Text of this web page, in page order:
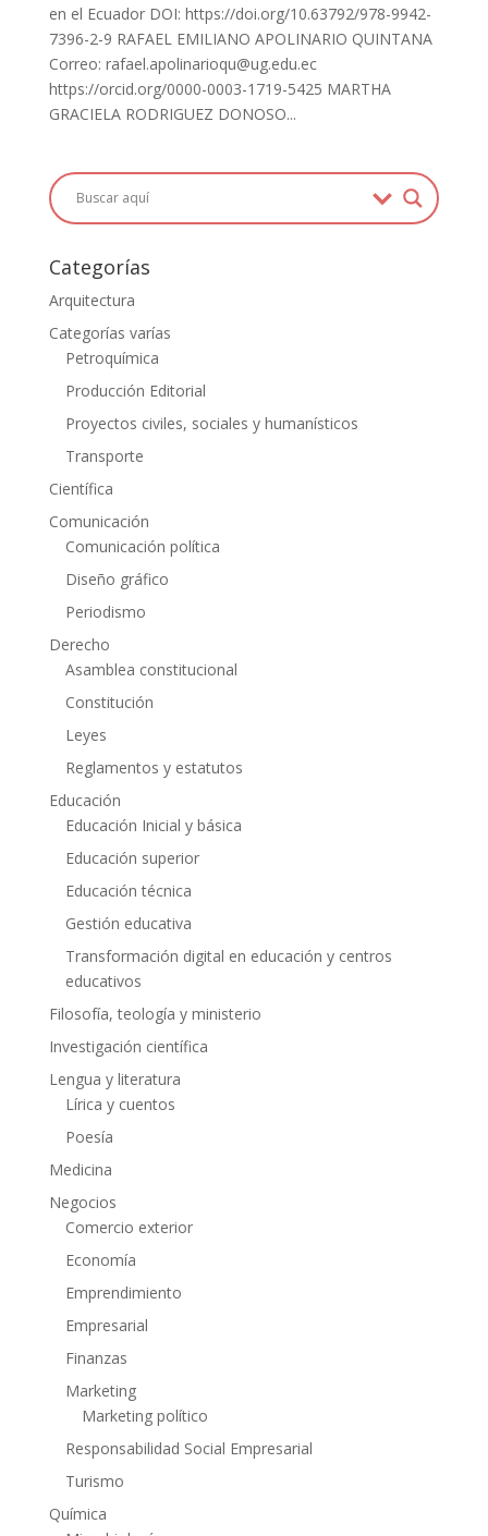
en el Ecuador DOI: https://doi.org/10.63792/978-9942-
7396-2-9 RAFAEL EMILIANO APOLINARIO QUINTANA
Correo: rafael.apolinarioqu@ug.edu.ec
https://orcid.org/0000-0003-1719-5425 MARTHA
GRACIELA RODRIGUEZ DONOSO...
Categorías
Arquitectura
Categorías varías
Petroquímica
Producción Editorial
Proyectos civiles, sociales y humanísticos
Transporte
Científica
Comunicación
Comunicación política
Diseño gráfico
Periodismo
Derecho
Asamblea constitucional
Constitución
Leyes
Reglamentos y estatutos
Educación
Educación Inicial y básica
Educación superior
Educación técnica
Gestión educativa
Transformación digital en educación y centros
educativos
Filosofía, teología y ministerio
Investigación científica
Lengua y literatura
Lírica y cuentos
Poesía
Medicina
Negocios
Comercio exterior
Economía
Emprendimiento
Empresarial
Finanzas
Marketing
Marketing político
Responsabilidad Social Empresarial
Turismo
Química